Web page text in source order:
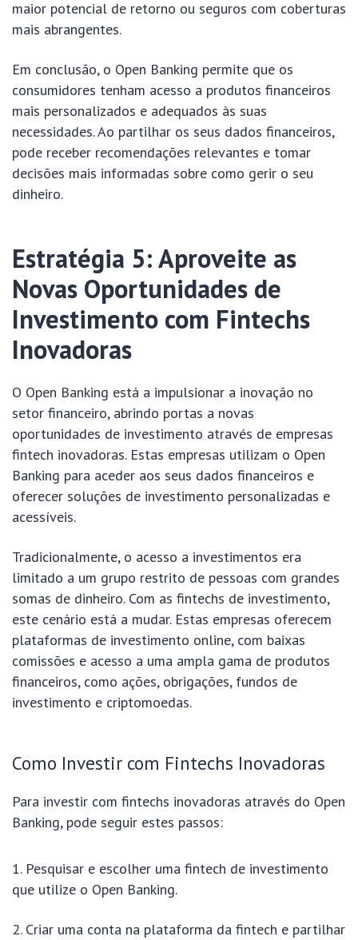
maior potencial de retorno ou seguros com coberturas
mais abrangentes.
Em conclusão, o Open Banking permite que os
consumidores tenham acesso a produtos financeiros
mais personalizados e adequados às suas
necessidades. Ao partilhar os seus dados financeiros,
pode receber recomendações relevantes e tomar
decisões mais informadas sobre como gerir o seu
dinheiro.
Estratégia 5: Aproveite as
Novas Oportunidades de
Investimento com Fintechs
Inovadoras
O Open Banking está a impulsionar a inovação no
setor financeiro, abrindo portas a novas
oportunidades de investimento através de empresas
fintech inovadoras. Estas empresas utilizam o Open
Banking para aceder aos seus dados financeiros e
oferecer soluções de investimento personalizadas e
acessíveis.
Tradicionalmente, o acesso a investimentos era
limitado a um grupo restrito de pessoas com grandes
somas de dinheiro. Com as fintechs de investimento,
este cenário está a mudar. Estas empresas oferecem
plataformas de investimento online, com baixas
comissões e acesso a uma ampla gama de produtos
financeiros, como ações, obrigações, fundos de
investimento e criptomoedas.
Como Investir com Fintechs Inovadoras
Para investir com fintechs inovadoras através do Open
Banking, pode seguir estes passos:
Pesquisar e escolher uma fintech de investimento
que utilize o Open Banking.
Criar uma conta na plataforma da fintech e partilhar